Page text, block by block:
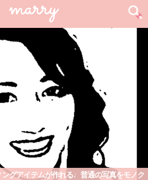
ングアイテムが作れる♩普通の写真をモノク